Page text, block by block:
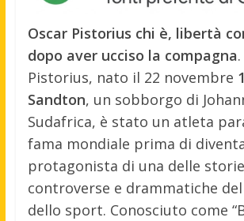
Oscar Pistorius chi è, libertà
dopo aver ucciso la compagna
Pistorius, nato il 22 novembre
Sandton, un sobborgo di
Sudafrica, è stato un atleta
fama mondiale prima di
protagonista di una delle
controverse e drammatiche
dello sport. Conosciuto come